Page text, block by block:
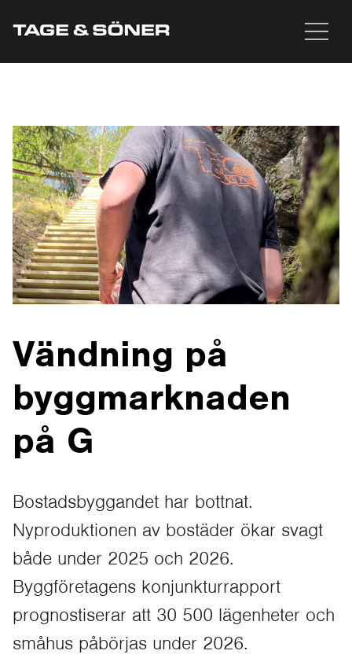
Vändning på
byggmarknaden
på G
Bostadsbyggandet har bottnat.
Nyproduktionen av bostäder ökar svagt
både under 2025 och 2026.
Byggföretagens konjunkturrapport
prognostiserar att 30 500 lägenheter och
småhus påbörjas under 2026.